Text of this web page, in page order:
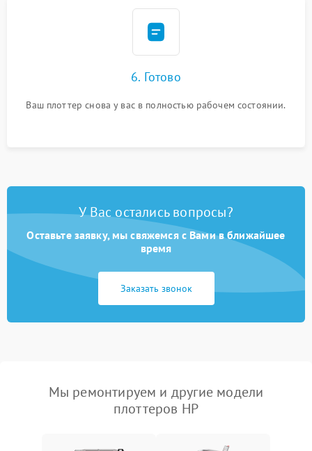
6. Готово
Ваш плоттер снова у вас в полностью рабочем состоянии.
У Вас остались вопросы?
Оставьте заявку, мы свяжемся с Вами в ближайшее
время
Заказать звонок
Мы ремонтируем и другие модели
плоттеров HP